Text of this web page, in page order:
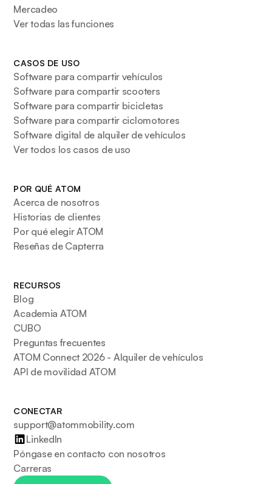
Mercadeo
Ver todas las funciones
CASOS DE USO
Software para compartir vehículos
Software para compartir scooters
Software para compartir bicicletas
Software para compartir ciclomotores
Software digital de alquiler de vehículos
Ver todos los casos de uso
POR QUÉ ATOM
Acerca de nosotros
Historias de clientes
Por qué elegir ATOM
Reseñas de Capterra
RECURSOS
Blog
Academia ATOM
CUBO
Preguntas frecuentes
ATOM Connect 2026 - Alquiler de vehículos
API de movilidad ATOM
CONECTAR
support@atommobility.com
LinkedIn
Póngase en contacto con nosotros
Carreras